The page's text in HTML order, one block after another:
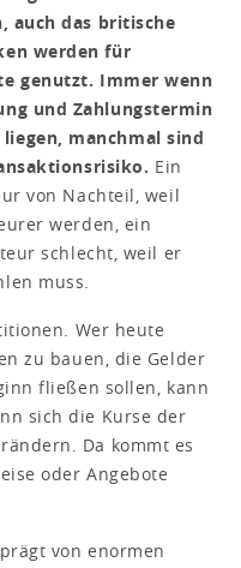
auch das britische
werden für
genutzt. Immer wenn
und Zahlungstermin
manchmal sind
Ein
von Nachteil, weil
werden, ein
schlecht, weil er
muss.
Wer heute
zu bauen, die Gelder
fließen sollen, kann
sich die Kurse der
Da kommt es
oder Angebote
von enormen